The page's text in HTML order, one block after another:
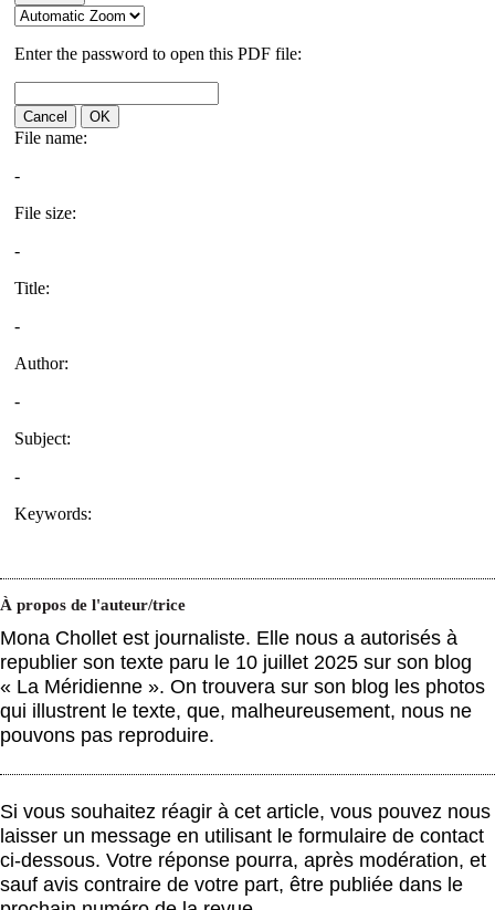
À propos de l'auteur/trice
Mona Chollet est journaliste. Elle nous a autorisés à
republier son texte paru le 10 juillet 2025 sur son blog
« La Méridienne ». On trouvera sur son blog les photos
qui illustrent le texte, que, malheureusement, nous ne
pouvons pas reproduire.
Si vous souhaitez réagir à cet article, vous pouvez nous
laisser un message en utilisant le formulaire de contact
ci-dessous. Votre réponse pourra, après modération, et
sauf avis contraire de votre part, être publiée dans le